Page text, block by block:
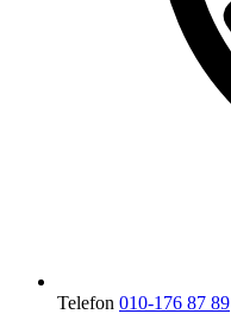
Telefon 010-176 87 89